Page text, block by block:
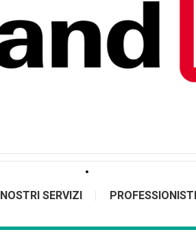
I NOSTRI SERVIZI PROFESSIONISTI